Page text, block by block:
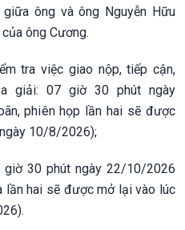
ông và ông Nguyễn Hữu
ông Cương.
tra việc giao nộp, tiếp cận,
giải: 07 giờ 30 phút ngày
phiên họp lần hai sẽ được
10/8/2026);
30 phút ngày 22/10/2026
lần hai sẽ được mở lại vào lúc